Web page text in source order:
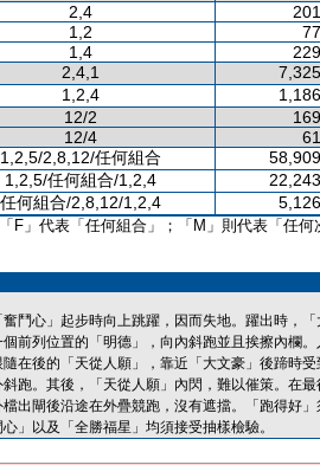
2,4
1,2
1,4
2,4,1
1,2,4
12/2
12/4
1,2,5/2,8,12/任何組合
1,2,5/任何組合/1,2,4
任何組合/2,8,12/1,2,4
F」代表「任何組合」；「M」則代表「任何
奮鬥心」起步時向上跳躍，因而失地。躍出時，
前列位置的「明德」，向內斜跑並且挨擦內欄
在後的「天從人願」，靠近「大文豪」後蹄時
跑。其後，「天從人願」內閃，難以催策。在
出閘後沿途在外疊競跑，沒有遮擋。「跑得好
」以及「全勝福星」均須接受抽樣檢驗。